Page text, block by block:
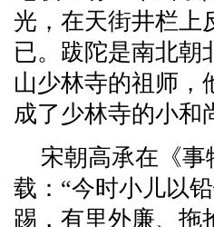
光，在天街井栏上
已。跋陀是南北
山少林寺的祖师，
成了少林寺的小和
宋朝高承在《
载：“今时小儿以
踢，有里外廉、拖